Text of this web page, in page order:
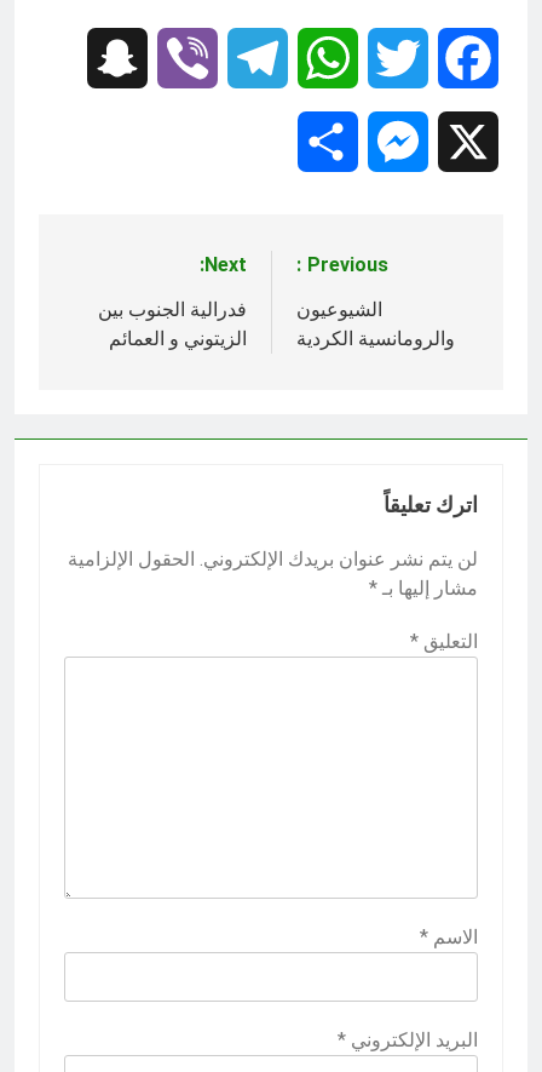
Facebook
Twitter
WhatsApp
Telegram
Viber
Messenger
المقالات
Previous:
الشيوعيون
والرومانسية الكردية
Next:
فدرالية الجنوب بين
الزيتوني و العمائم
اترك تعليقاً
لن يتم نشر عنوان بريدك الإلكتروني. الحقول الإلزامية
مشار إليها بـ *
التعليق *
الاسم *
البريد الإلكتروني *